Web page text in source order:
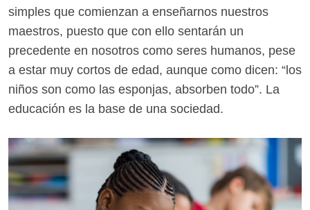
simples que comienzan a enseñarnos nuestros
maestros, puesto que con ello sentarán un
precedente en nosotros como seres humanos, pese
a estar muy cortos de edad, aunque como dicen: “los
niños son como las esponjas, absorben todo”. La
educación es la base de una sociedad.